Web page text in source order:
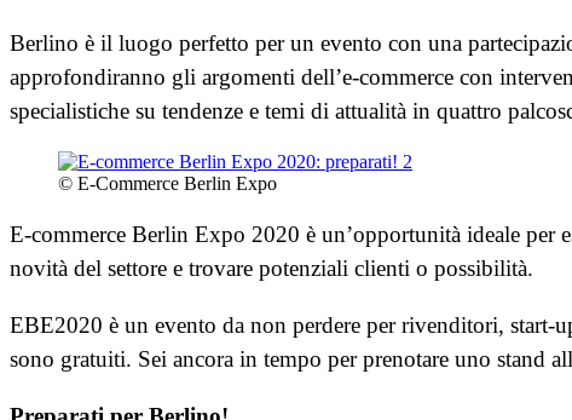
Berlino è il luogo perfetto per un evento con una
approfondiranno gli argomenti dell’e-commerce con
specialistiche su tendenze e temi di attualità in quattro
© E-Commerce Berlin Expo
E-commerce Berlin Expo 2020 è un’opportunità ideale per
novità del settore e trovare potenziali clienti o possibilità.
EBE2020 è un evento da non perdere per rivenditori, start-
sono gratuiti. Sei ancora in tempo per prenotare uno stand